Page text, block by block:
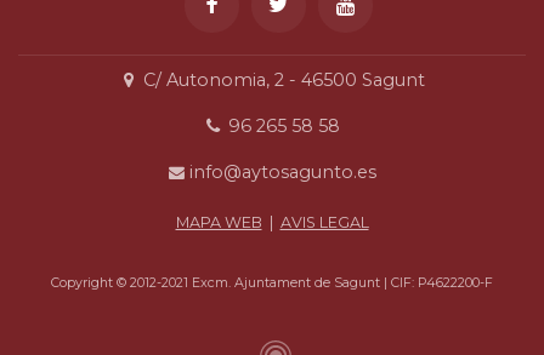
C/ Autonomia, 2 - 46500 Sagunt
96 265 58 58
info@aytosagunto.es
MAPA WEB | AVIS LEGAL
Copyright © 2012-2021 Excm. Ajuntament de Sagunt | CIF: P4622200-F